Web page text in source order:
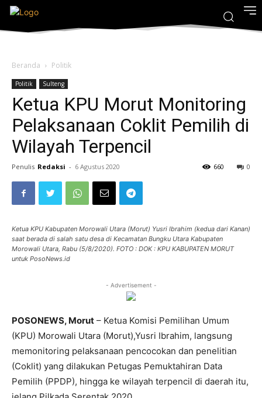
Beranda Politik
Politik Sulteng
Ketua KPU Morut Monitoring
Pelaksanaan Coklit Pemilih di
Wilayah Terpencil
Penulis Redaksi - 6 Agustus 2020 0
660
Ketua KPU Kabupaten Morowali Utara (Morut) Yusri Ibrahim (kedua dari Kanan)
saat berada di salah satu desa di Kecamatan Bungku Utara Kabupaten
Morowali Utara, Rabu (5/8/2020). FOTO : DOK : KPU KABUPATEN MORUT
untuk PosoNews.id
- Advertisement -
POSONEWS, Morut – Ketua Komisi Pemilihan Umum
(KPU) Morowali Utara (Morut),Yusri Ibrahim, langsung
memonitoring pelaksanaan pencocokan dan penelitian
(Coklit) yang dilakukan Petugas Pemuktahiran Data
Pemilih (PPDP), hingga ke wilayah terpencil di daerah itu,